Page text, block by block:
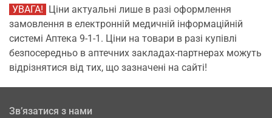
УВАГА! Ціни актуальні лише в разі оформлення
замовлення в електронній медичній інформаційній
системі Аптека 9-1-1. Ціни на товари в разі купівлі
безпосередньо в аптечних закладах-партнерах можуть
відрізнятися від тих, що зазначені на сайті!
Зв’язатися з нами